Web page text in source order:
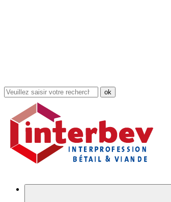
Rechercher
dans
site